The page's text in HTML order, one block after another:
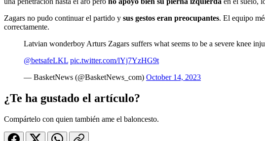
Zagars no pudo continuar el partido y sus gestos eran preocupantes. El equipo
correctamente.
Latvian wonderboy Arturs Zagars suffers what seems to be a severe knee
@betsafeLKL pic.twitter.com/lYj7YzHG9t
— BasketNews (@BasketNews_com) October 14, 2023
¿Te ha gustado el artículo?
Compártelo con quien también ame el baloncesto.